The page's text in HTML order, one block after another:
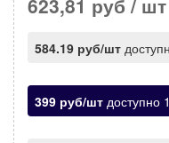
623,81 руб / шт
584.19 руб/шт
399 руб/штдоступно